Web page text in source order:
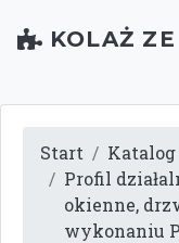
KOLAŻ ZE
Start Katalog
Profil
okienne,
wykonaniu